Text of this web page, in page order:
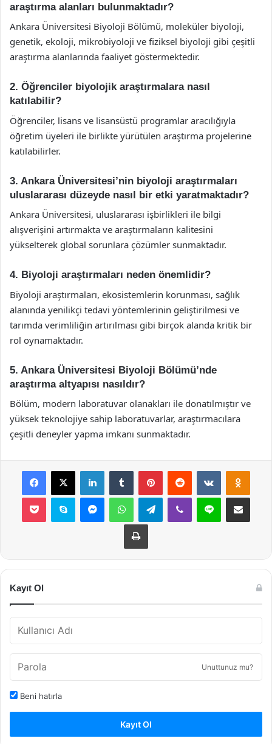
araştırma alanları bulunmaktadır?
Ankara Üniversitesi Biyoloji Bölümü, moleküler biyoloji,
genetik, ekoloji, mikrobiyoloji ve fiziksel biyoloji gibi çeşitli
araştırma alanlarında faaliyet göstermektedir.
2. Öğrenciler biyolojik araştırmalara nasıl
katılabilir?
Öğrenciler, lisans ve lisansüstü programlar aracılığıyla
öğretim üyeleri ile birlikte yürütülen araştırma projelerine
katılabilirler.
3. Ankara Üniversitesi’nin biyoloji araştırmaları
uluslararası düzeyde nasıl bir etki yaratmaktadır?
Ankara Üniversitesi, uluslararası işbirlikleri ile bilgi
alışverişini artırmakta ve araştırmaların kalitesini
yükselterek global sorunlara çözümler sunmaktadır.
4. Biyoloji araştırmaları neden önemlidir?
Biyoloji araştırmaları, ekosistemlerin korunması, sağlık
alanında yenilikçi tedavi yöntemlerinin geliştirilmesi ve
tarımda verimliliğin artırılması gibi birçok alanda kritik bir
rol oynamaktadır.
5. Ankara Üniversitesi Biyoloji Bölümü’nde
araştırma altyapısı nasıldır?
Bölüm, modern laboratuvar olanakları ile donatılmıştır ve
yüksek teknolojiye sahip laboratuvarlar, araştırmacılara
çeşitli deneyler yapma imkanı sunmaktadır.
Facebook
X LinkedInTumblr PinterestReddit VKontakte
Pocket Skype MessengerWhatsAppTelegramViber Line E-Posta ile
Yazdır
Kayıt Ol
Unuttunuz mu?
Beni hatırla
Kayıt Ol